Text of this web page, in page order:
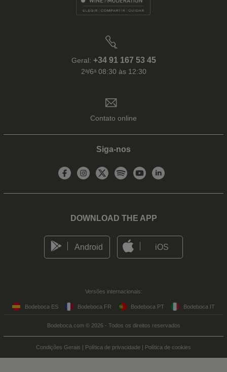
Geral: +34 91 167 53 45
2ᵃ/6ᵃ 08:30 às 12:30
Contato online
Siga-nos
DOWNLOAD THE APP
Android iOS
Versões internacionais:
Bodeboca ES Bodeboca FR Bodeboca PT Bodeboca IT
Bodeboca.com © 2026 - Todos os direitos reservados
Condições Gerais | Política de privacidade | Política de cookies